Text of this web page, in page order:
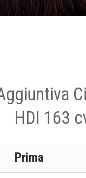
HDI 163
Prima